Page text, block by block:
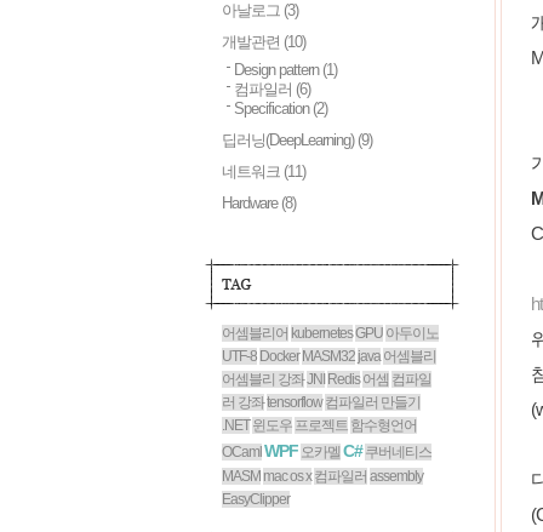
아날로그 (3)
개발관련 (10)
Design pattern (1)
컴파일러 (6)
Specification (2)
딥러닝(DeepLearning) (9)
네트워크 (11)
Hardware (8)
어셈블리어 kubernetesGPU 아두이노
UTF-8 Docker MASM32 java 어셈블리
어셈블리 강좌JNI Redis 어셈 컴파일
러 강좌tensorflow 컴파일러 만들기
.NET 윈도우 프로젝트 함수형언어
OCaml WPF 오카멜 C# 쿠버네티스
MASM mac os x 컴파일러 assembly
EasyClipper